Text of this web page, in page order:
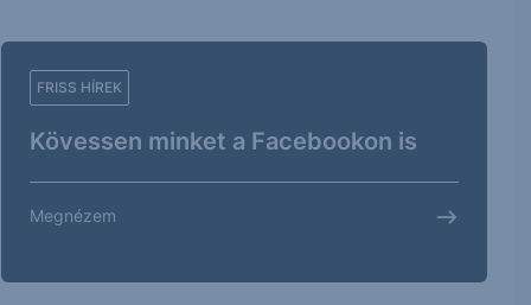
FRISS HÍREK
Kövessen minket a Facebookon is
Megnézem